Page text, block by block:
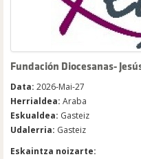
Fundación Diocesanas-
Data: 2026-Mai-27
Herrialdea: Araba
Eskualdea: Gasteiz
Udalerria: Gasteiz
Eskaintza noizarte: